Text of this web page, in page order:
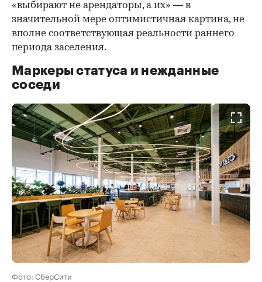
«выбирают не арендаторы, а их» — в
значительной мере оптимистичная картина, не
вполне соответствующая реальности раннего
периода заселения.
Маркеры статуса и нежданные
соседи
Фото: СберСити